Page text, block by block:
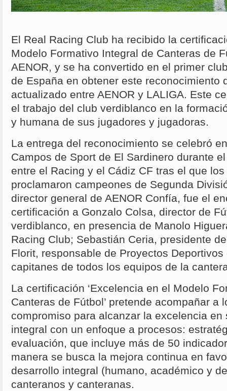
El Real Racing Club ha recibido la
Modelo Formativo Integral de Canteras de
AENOR, y se ha convertido en el primer
de España en obtener este reconocimiento
actualizado entre AENOR y LALIGA. Este
el trabajo del club verdiblanco en la
y humana de sus jugadores y jugadoras.
La entrega del reconocimiento se celebró
Campos de Sport de El Sardinero durante
entre el Racing y el Cádiz CF tras el que
proclamaron campeones de Segunda
director general de AENOR Confía, fue el
certificación a Gonzalo Colsa, director de
verdiblanco, en presencia de Manolo
Racing Club; Sebastián Ceria, presidente
Florit, responsable de Proyectos
capitanes de todos los equipos de la
La certificación ‘Excelencia en el Modelo
Canteras de Fútbol’ pretende acompañar a
compromiso para alcanzar la excelencia en
integral con un enfoque a procesos:
evaluación, que incluye más de 50
manera se busca la mejora continua en
desarrollo integral (humano, académico y
canteranos y canteranas.